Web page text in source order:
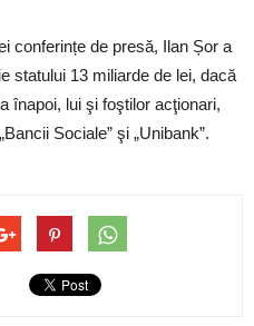
conferințe de presă, Ilan Șor a
statului 13 miliarde de lei, dacă
înapoi, lui şi foştilor acţionari,
Sociale” şi „Unibank”.